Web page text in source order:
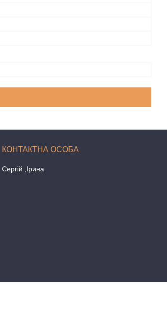
Сергій ,Ірина